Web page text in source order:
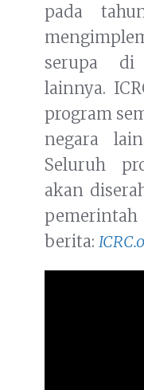
pada
serupa di
lainnya.
program
negara
Seluruh
akan
berita: